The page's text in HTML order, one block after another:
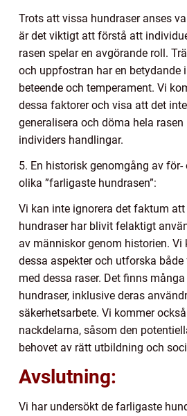
Trots att vissa hundraser anses
är det viktigt att förstå att
rasen spelar en avgörande roll.
och uppfostran har en betydande
beteende och temperament. Vi
dessa faktorer och visa att det
generalisera och döma hela
individers handlingar.
5. En historisk genomgång av för-
olika ”farligaste hundrasen”:
Vi kan inte ignorera det faktum
hundraser har blivit felaktigt
av människor genom historien. Vi
dessa aspekter och utforska
med dessa raser. Det finns
hundraser, inklusive deras
säkerhetsarbete. Vi kommer
nackdelarna, såsom den
behovet av rätt utbildning och
Avslutning:
Vi har undersökt de farligaste